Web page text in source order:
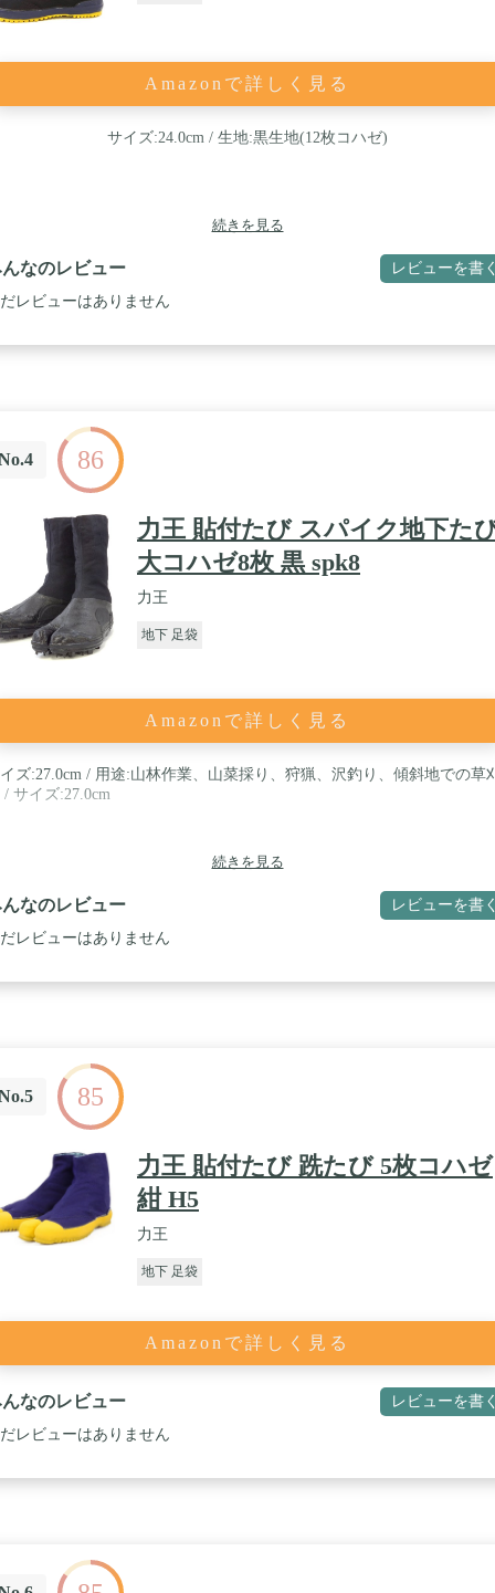
Amazonで詳しく見る
サイズ:24.0cm / 生地:黒生地(12枚コハゼ)
続きを見る
なのレビュー レビューを書
レビューはありません
86
力王 貼付たび スパイク地下た
大コハゼ8枚 黒 spk8
力王
地下 足袋
Amazonで詳しく見る
ズ:27.0cm / 用途:山林作業、山菜採り、狩猟、沢釣り、傾斜地での草
/ サイズ:27.0cm
続きを見る
なのレビュー レビューを書
レビューはありません
85
力王 貼付たび 跣たび 5枚コハゼ
紺 H5
力王
地下 足袋
Amazonで詳しく見る
なのレビュー レビューを書
レビューはありません